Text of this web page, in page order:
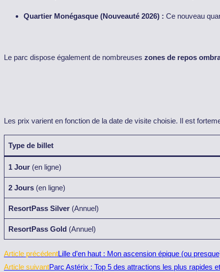
Quartier Monégasque (Nouveauté 2026) : Ce nouveau
Le parc dispose également de nombreuses zones de repos
Les prix varient en fonction de la date de visite choisie. Il est
Type de billet
1 Jour(en ligne)
2 Jours(en ligne)
ResortPass Silver(Annuel)
ResortPass Gold (Annuel)
Read
more
Article précédentLille d’en haut : Mon ascension épique (ou
Article suivantParc Astérix : Top 5 des attractions les plus rapides